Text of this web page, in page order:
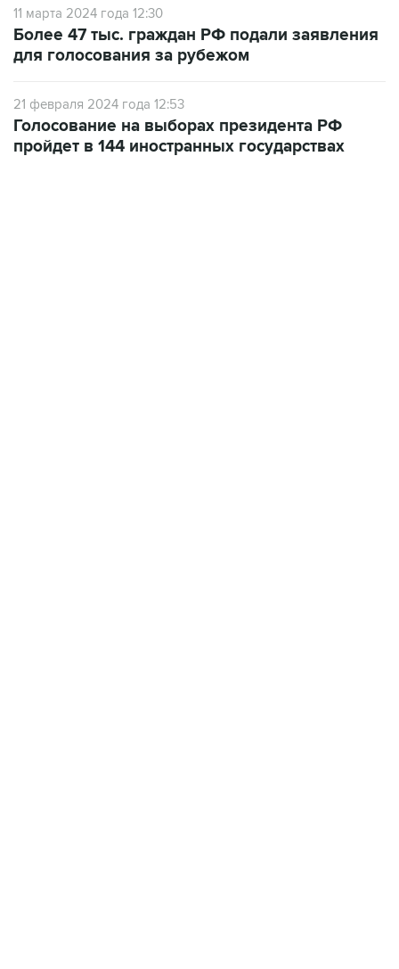
11 марта 2024 года 12:30
Более 47 тыс. граждан РФ подали заявления
для голосования за рубежом
21 февраля 2024 года 12:53
Голосование на выборах президента РФ
пройдет в 144 иностранных государствах